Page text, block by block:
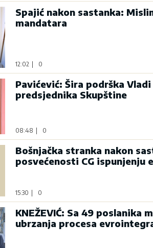
Spajić nakon sastanka:
mandatara
12:02 0
Pavićević: Šira podrška
predsjednika Skupštine
08:48 0
Bošnjačka stranka nakon
posvećenosti CG ispunjenju
15:30 0
KNEŽEVIĆ: Sa 49 poslanika
ubrzanja procesa